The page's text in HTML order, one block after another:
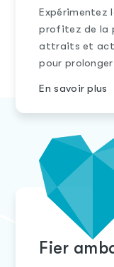
Expérimentez
profitez de la
attraits et
pour
En savoir plus
Fier